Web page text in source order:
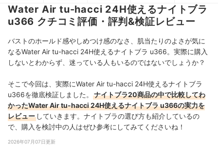
Water Air tu-hacci 24H使えるナイトブラ
u366 クチコミ評価・評判&検証レビュー
バストのホールド感やしめつけ感のなさ、肌当たりのよさが気に
なるWater Air tu-hacci 24H使えるナイトブラ u366。実際に購入
しないとわからず、迷っている人もいるのではないでしょうか？
そこで今回は、実際にWater Air tu-hacci 24H使えるナイトブラ
u366を徹底検証しました。
ナイトブラ20商品の中で比較してわ
かったWater Air tu-hacci 24H使えるナイトブラ u366の実力を
レビュー していきます。ナイトブラの選び方も紹介しているの
で、購入を検討中の人はぜひ参考にしてみてくださいね！
2026年07月07日更新